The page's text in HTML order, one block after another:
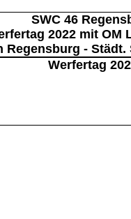
SWC 46
2022 mit OM
Regensburg -
Werfertag